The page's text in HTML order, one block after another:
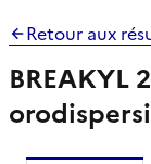
Retour aux
BREAKYL